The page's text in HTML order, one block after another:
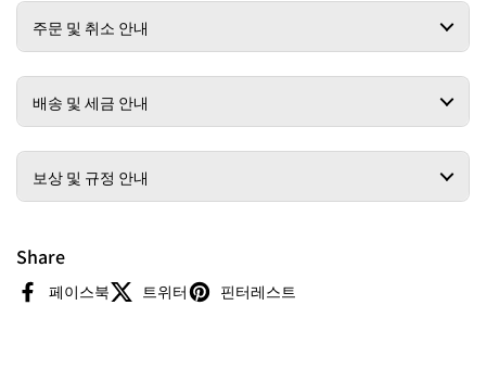
주문 및 취소 안내
배송 및 세금 안내
보상 및 규정 안내
Share
페이스북 트위터 핀터레스트